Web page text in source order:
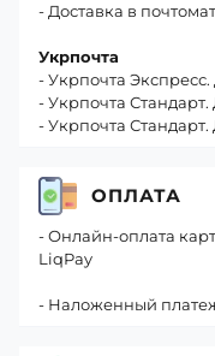
- Доставка в
Укрпочта
- Укрпочта
- Укрпочта
- Укрпочта
ОПЛАТА
- Онлайн-оплата
LiqPay
- Наложенный